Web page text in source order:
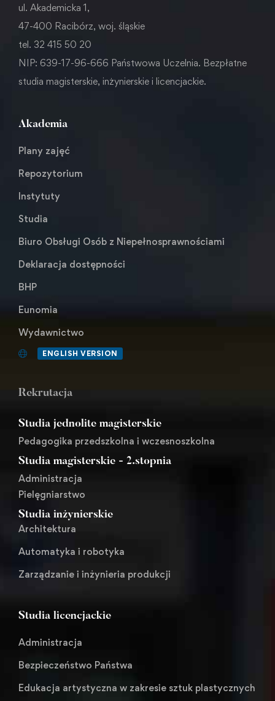
ul. Akademicka 1,
47-400 Racibórz, woj. śląskie
tel. 32 415 50 20
NIP: 639-17-96-666 Państwowa Uczelnia. Bezpłatne
studia magisterskie, inżynierskie i licencjackie.
Akademia
Plany zajęć
Repozytorium
Instytuty
Studia
Biuro Obsługi Osób z Niepełnosprawnościami
Deklaracja dostępności
BHP
Eunomia
Wydawnictwo
ENGLISH VERSION
Rekrutacja
Studia jednolite magisterskie
Pedagogika przedszkolna i wczesnoszkolna
Studia magisterskie - 2.stopnia
Administracja
Pielęgniarstwo
Studia inżynierskie
Architektura
Automatyka i robotyka
Zarządzanie i inżynieria produkcji
Studia licencjackie
Administracja
Bezpieczeństwo Państwa
Edukacja artystyczna w zakresie sztuk plastycznych